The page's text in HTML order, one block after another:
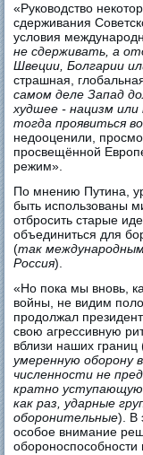
«Руководство
сдерживания
условия
не сдерживать, а
Швеции, Болгарии
страшная,
самом деле Запад
худшее - нацизм
тогда проявиться
недооценили,
просвещённой
режим».
По мнению Путина,
быть использованы
отбросить старые
объединиться для
(так
Россия).
«Но пока мы вновь,
войны, не видим
продолжал
свою агрессивную
вблизи наших границ
умеренную оборону
численности не
кратно уступающую
как раз, ударные
оборонительные). В
особое внимание